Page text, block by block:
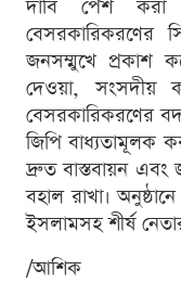
দাবি পেশ করা
বেসরকারিকরণের
জনসম্মুখে প্রকাশ
দেওয়া, সংসদীয়
বেসরকারিকরণের
জিপি বাধ্যতামূলক
দ্রুত বাস্তবায়ন এবং
বহাল রাখা।
ইসলামসহ শীর্ষ
/আশিক